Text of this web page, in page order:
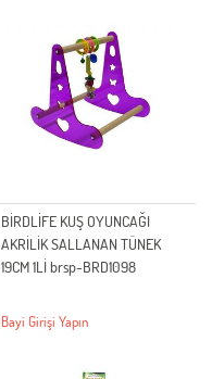
BİRDLİFE KUŞ OYUNCAĞI
AKRİLİK SALLANAN TÜNEK
19CM 1Lİ brsp-BRD1098
Bayi Girişi Yapın